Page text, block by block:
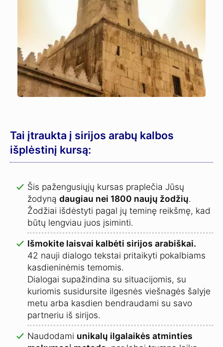
Tai įtraukta į sirijos arabų kalbos
išplėstinį kursą:
Šis pažengusiųjų kursas praplečia Jūsų
žodyną daugiau nei 1800 naujų žodžių.
Žodžiai išdėstyti pagal jų teminę reikšmę, kad
būtų lengviau juos įsiminti.
Išmokite laisvai kalbėti sirijos arabiškai.
42 nauji dialogo tekstai pritaikyti pokalbiams
kasdieninėmis temomis.
Dialogai supažindina su situacijomis, su
kuriomis susidursite ilgesnės viešnagės šalyje
metu arba kasdien bendraudami su savo
partneriu iš sirijos.
Naudodami unikalų ilgalaikės atminties